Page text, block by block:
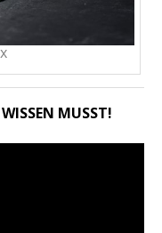
MUSST!